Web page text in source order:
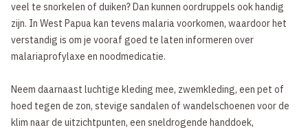
veel te snorkelen of duiken? Dan kunnen oordruppels ook handig
zijn. In West Papua kan tevens malaria voorkomen, waardoor het
verstandig is om je vooraf goed te laten informeren over
malariaprofylaxe en noodmedicatie.
Neem daarnaast luchtige kleding mee, zwemkleding, een pet of
hoed tegen de zon, stevige sandalen of wandelschoenen voor de
klim naar de uitzichtpunten, een sneldrogende handdoek,